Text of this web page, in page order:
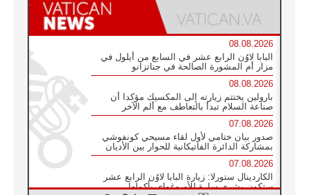
08.08.2026
البابا لاوُن الرابع عشر في السابع من أيلول في
مزار أم المشورة الصالحة في جناتزانو
08.08.2026
بارولين يختتم زيارته إلى المكسيك مؤكدا أن
صناعة السلام تبدأ بالتعاطف مع ألم الآخر
07.08.2026
صدور بيان ختامي لأول لقاء مسيحي كونفوشي
بمشاركة الدائرة الفاتيكانية للحوار بين الأديان
07.08.2026
الكاردينال ستورلا: زيارة البابا لاوُن الرابع عشر
ستكون بشرى سارة للأوروغواي بأكملها